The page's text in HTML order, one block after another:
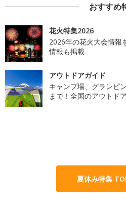
おすすめ
花火特集2026
2026年の花火大会情報
情報も掲載
アウトドアガイド
キャンプ場、グランピ
まで！全国のアウトド
夏休み特集